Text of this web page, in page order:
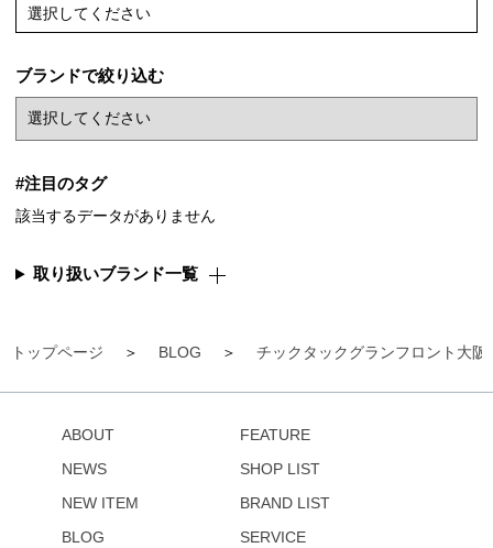
トップページ BLOG チックタックグランフロント大阪
選択してください
ブランドで絞り込む
#注目のタグ
該当するデータがありません
取り扱いブランド一覧
ABOUT
NEWS
NEW ITEM
BLOG
FEATURE
SHOP LIST
BRAND LIST
SERVICE